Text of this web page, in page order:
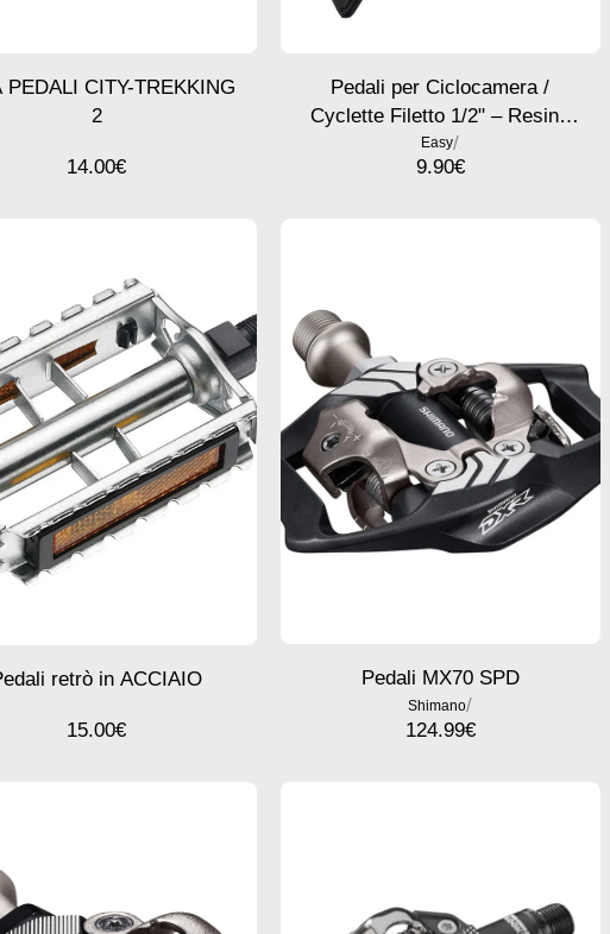
PEDALI CITY-TREKKING
2
14.00€
Pedali per Ciclocamera /
Cyclette Filetto 1/2" – Resina
Nera
Easy/
9.90€
retrò in ACCIAIO
15.00€
Pedali MX70 SPD
Shimano/
124.99€